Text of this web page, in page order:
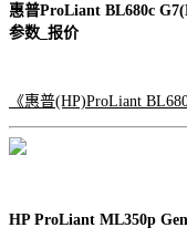
惠普ProLiant BL680c
参数_报价
《惠普(HP)ProLiant
HP ProLiant ML350p